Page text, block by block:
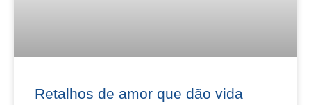
Retalhos de amor que dão vida